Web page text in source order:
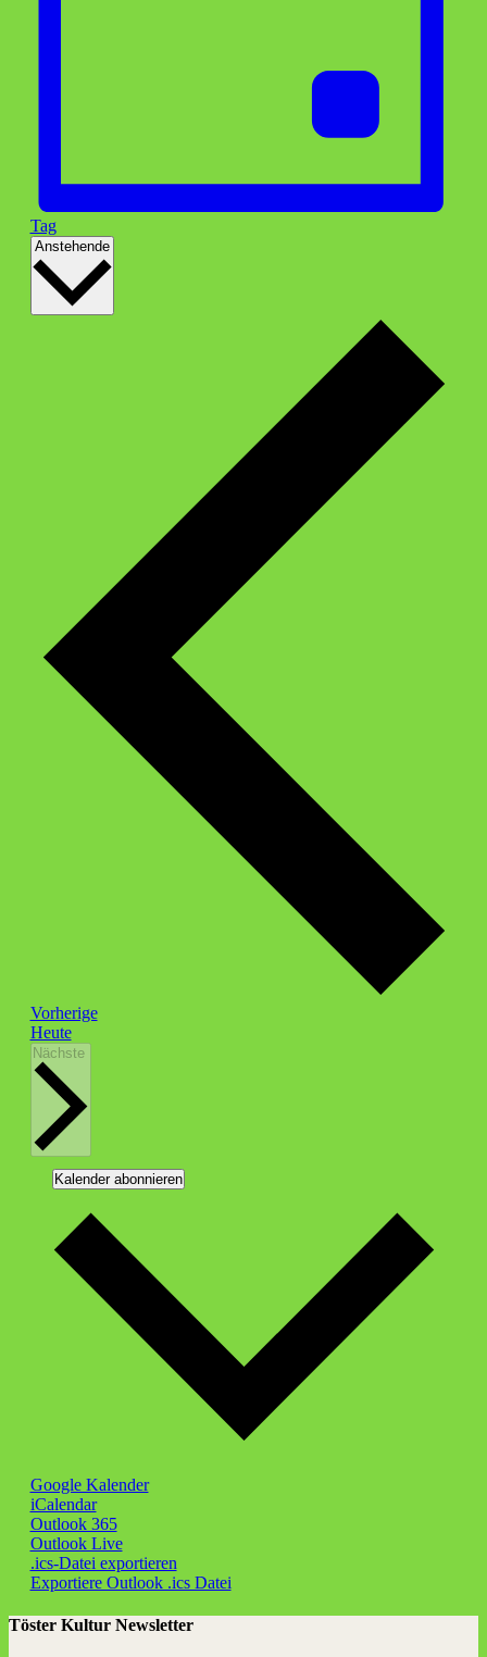
Tag
Anstehende Datum
VorherigeVeranstaltungen
Heute
Nächste
Kalender abonnieren
Google Kalender
iCalendar
Outlook 365
Outlook Live
.ics-Datei exportieren
Exportiere Outlook .ics Datei
Töster Kultur Newsletter